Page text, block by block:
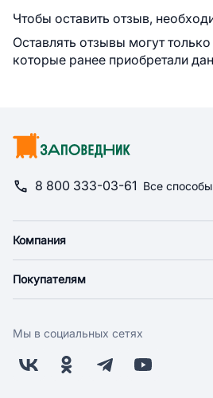
Чтобы оставить отзыв,
Оставлять отзывы могут только
которые ранее приобретали
8 800 333-03-61 Все
Компания
Новости
Поставщикам
Заводчикам
Покупателям
Оплата
Бонусная программа
Мы в социальных сетях